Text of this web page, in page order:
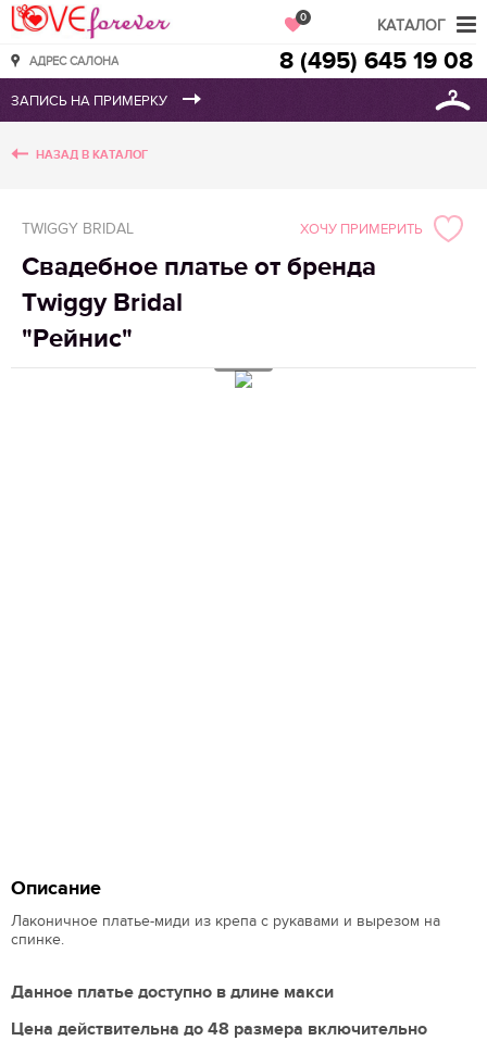
Love Forever
АДРЕС САЛОНА
0
8 (495) 645 19 08
НАЗАД В КАТАЛОГ
TWIGGY BRIDAL
Свадебное платье от бренда
Twiggy Bridal
"Рейнис"
ХОЧУ ПРИМЕРИТЬ
Описание
Лаконичное платье-миди из крепа с рукавами и вырезом на
спинке.
Данное платье доступно в длине макси
Цена действительна до 48 размера включительно
КАТАЛОГ